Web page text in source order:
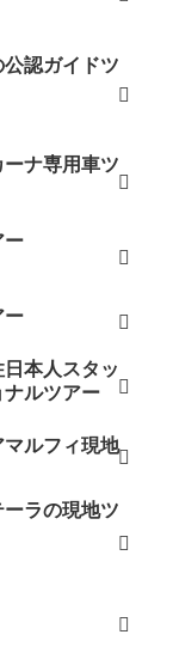
認ガイドツ
ナ専用車ツ
ー
ー
本人スタッ
ルツアー
ルフィ現地
ラの現地ツ